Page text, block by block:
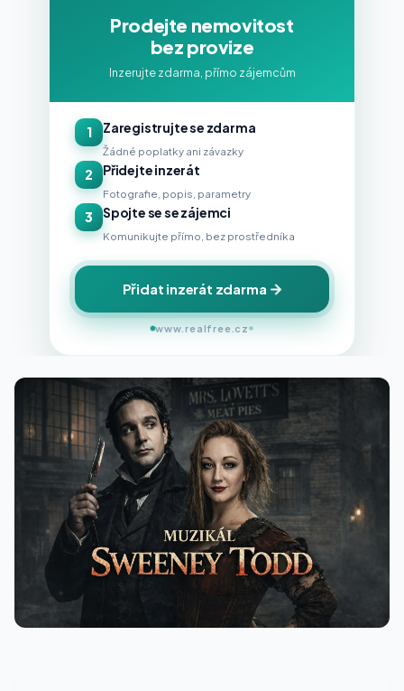
Prodejte nemovitost
bez provize
Inzerujte zdarma, přímo zájemcům
1 Zaregistrujte se zdarma
Žádné poplatky ani závazky
2 Přidejte inzerát
Fotografie, popis, parametry
3 Spojte se se zájemci
Komunikujte přímo, bez prostředníka
Přidat inzerát zdarma
www.realfree.cz